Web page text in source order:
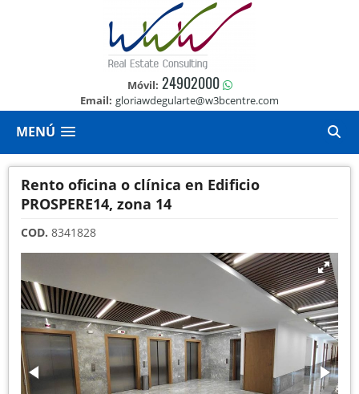
Móvil: 24902000
Email: gloriawdegularte@w3bcentre.com
MENÚ
Rento oficina o clínica en Edificio
PROSPERE14, zona 14
COD. 8341828